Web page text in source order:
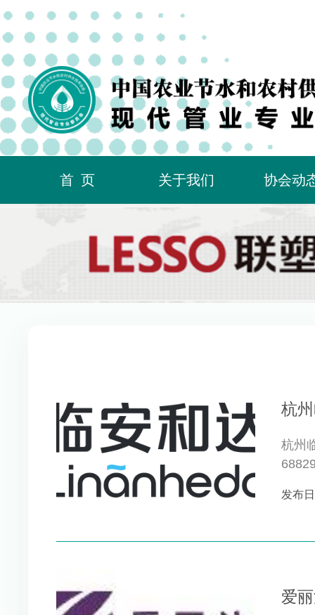
首页 关于我们 协会动
杭
杭州
发布
爱